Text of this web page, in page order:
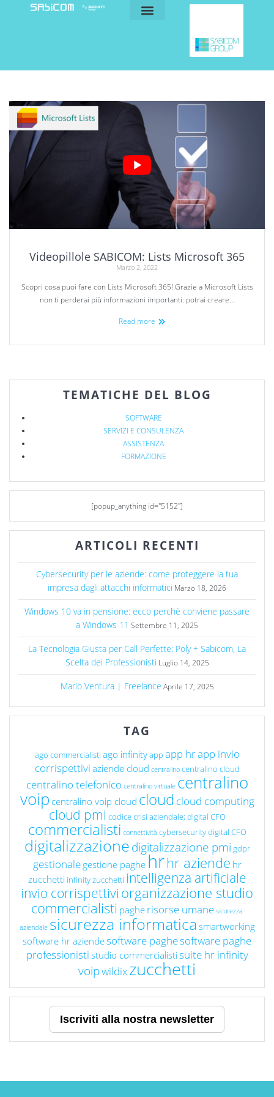
Videopillole SABICOM: Lists Microsoft 365
Marzo 2, 2022
Scopri cosa puoi fare con Lists Microsoft 365! Grazie a Microsoft Lists
non ti perderai più informazioni importanti: potrai creare…
Read more
TEMATICHE DEL BLOG
SOFTWARE
SERVIZI E CONSULENZA
ASSISTENZA
FORMAZIONE
[popup_anything id="5152"]
ARTICOLI RECENTI
Cybersecurity per le aziende: come proteggere la tua
impresa dagli attacchi informatici Marzo 18, 2026
Windows 10 va in pensione: ecco perchè conviene passare
a Windows 11 Settembre 11, 2025
La Tecnologia Giusta per Call Perfette: Poly + Sabicom, La
Scelta dei Professionisti Luglio 14, 2025
Mario Ventura | Freelance Aprile 17, 2025
TAG
ago commercialisti ago infinityapp app hrapp invio
corrispettivi aziende cloud centralino centralino cloud
centralino telefonico centralino virtuale centralino
voip centralino voip cloud cloud cloud computing
cloud pmi codice crisi aziendale; digital CFO
commercialisti connettività cybersecuritydigital CFO
digitalizzazionedigitalizzazione pmi gdpr
gestionale gestione paghe hrhr aziende hr
zucchetti infinity zucchetti intelligenza artificiale
invio corrispettivi organizzazione studio
commercialisti paghe risorse umane sicurezza
aziendale sicurezza informatica smartworking
software hr aziendesoftware paghesoftware paghe
professionisti studio commercialisti suite hr infinity
voipwildixzucchetti
Iscriviti alla nostra newsletter